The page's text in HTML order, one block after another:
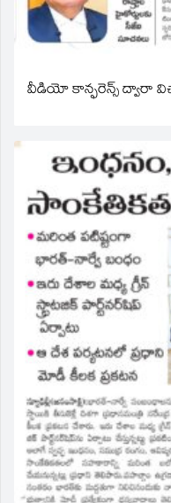
వీడియో కాన్ఫరెన్స్ ద్వారా